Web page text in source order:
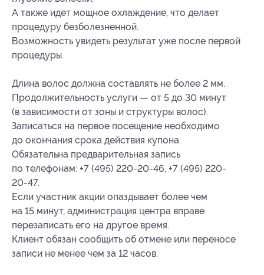
А также идет мощное охлаждение, что делает
процедуру безболезненной.
Возможность увидеть результат уже после первой
процедуры.
Длина волос должна составлять не более 2 мм.
Продолжительность услуги — от 5 до 30 минут
(в зависимости от зоны и структуры волос).
Записаться на первое посещение необходимо
до окончания срока действия купона.
Обязательна предварительная запись
по телефонам: +7 (495) 220-20-46, +7 (495) 220-
20-47.
Если участник акции опаздывает более чем
на 15 минут, администрация центра вправе
перезаписать его на другое время.
Клиент обязан сообщить об отмене или переносе
записи не менее чем за 12 часов.